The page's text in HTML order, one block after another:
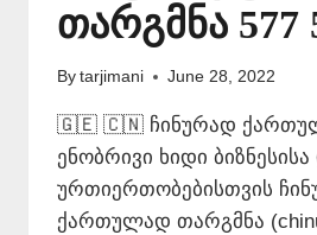
თარგმნა 577
By tarjimani June 28, 2022
🇬🇪 🇨🇳 ჩინურად
ენობრივი ხიდი
ურთიერთობებისთვის
ქართულად თარგმნა